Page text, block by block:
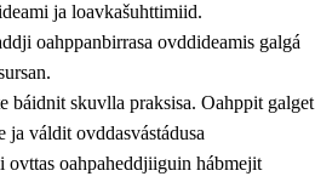
oahpahus
ja skuvlla gaskka
ja bargoeallimis
ja loavkašuhttimiid.
oahppanbirrasa ovddideamis galgá
báidnit skuvlla praksisa. Oahppit galget
ja váldit ovddasvástádusa
ovttas oahpaheddjiiguin hábmejit